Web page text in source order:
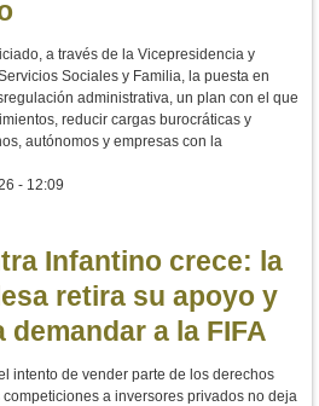
a través de la Vicepresidencia y
Sociales y Familia, la puesta en
administrativa, un plan con el que
reducir cargas burocráticas y
autónomos y empresas con la
- 12:09
Infantino crece: la
retira su apoyo y
demandar a la FIFA
intento de vender parte de los derechos
a inversores privados no deja